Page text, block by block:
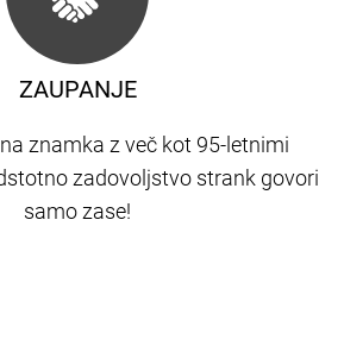
ZAUPANJE
znamka z več kot 95-letnimi
zadovoljstvo strank govori
samo zase!